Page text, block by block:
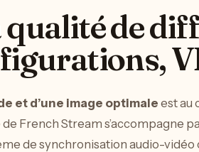
de
et d’une image optimale est au
French Stream s’accompagne
de synchronisation audio-